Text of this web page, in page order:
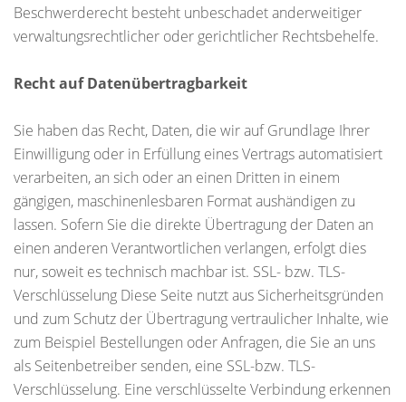
Beschwerderecht besteht unbeschadet anderweitiger
verwaltungsrechtlicher oder gerichtlicher Rechtsbehelfe.
Recht auf Datenübertragbarkeit
Sie haben das Recht, Daten, die wir auf Grundlage Ihrer
Einwilligung oder in Erfüllung eines Vertrags automatisiert
verarbeiten, an sich oder an einen Dritten in einem
gängigen, maschinenlesbaren Format aushändigen zu
lassen. Sofern Sie die direkte Übertragung der Daten an
einen anderen Verantwortlichen verlangen, erfolgt dies
nur, soweit es technisch machbar ist. SSL- bzw. TLS-
Verschlüsselung Diese Seite nutzt aus Sicherheitsgründen
und zum Schutz der Übertragung vertraulicher Inhalte, wie
zum Beispiel Bestellungen oder Anfragen, die Sie an uns
als Seitenbetreiber senden, eine SSL-bzw. TLS-
Verschlüsselung. Eine verschlüsselte Verbindung erkennen